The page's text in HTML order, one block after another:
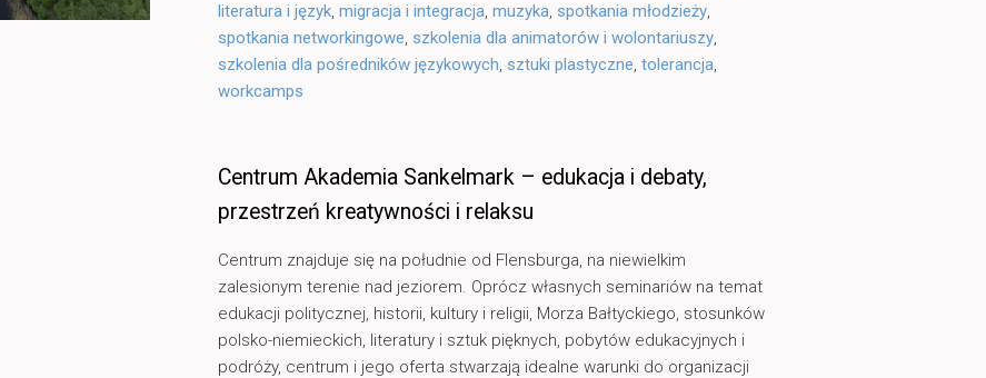
literatura i język, migracja i integracja, muzyka, spotkania młodzieży,
spotkania networkingowe, szkolenia dla animatorów i wolontariuszy,
szkolenia dla pośredników językowych, sztuki plastyczne, tolerancja,
workcamps
Centrum Akademia Sankelmark – edukacja i debaty,
przestrzeń kreatywności i relaksu
Centrum znajduje się na południe od Flensburga, na niewielkim
zalesionym terenie nad jeziorem. Oprócz własnych seminariów na temat
edukacji politycznej, historii, kultury i religii, Morza Bałtyckiego, stosunków
polsko-niemieckich, literatury i sztuk pięknych, pobytów edukacyjnych i
podróży, centrum i jego oferta stwarzają idealne warunki do organizacji